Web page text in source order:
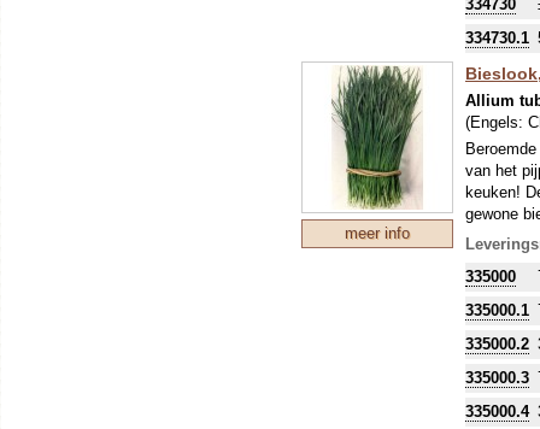
334730
334730.1
meer info
Allium
(Engels:
van het
keuken!
gewone
335000
335000.1
335000.2
335000.3
335000.4